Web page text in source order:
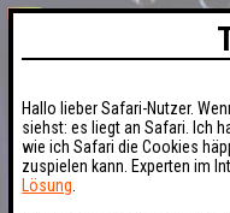
Hallo lieber Safari-Nutzer.
siehst: es liegt an Safari. Ich
wie ich Safari die Cookies
zuspielen kann. Experten im
Lösung